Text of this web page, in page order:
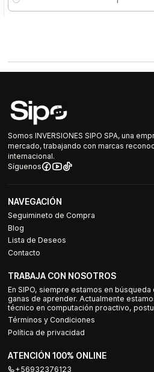
Cantidad
Somos INVERSIONES SIPO SPA, una
mercado, trabajando con marcas
internacional.
Síguenos
NAVEGACIÓN
Seguimineto de Compra
Blog
Lista de Deseos
Contacto
TRABAJA CON NOSOTROS
En SIPO, siempre estamos en
ganas de aprender. Actualmente
técnico en computación proactivo,
Términos y Condiciones
Política de privacidad
ATENCIÓN 100% ONLINE
+56932376123